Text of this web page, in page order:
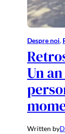
Despre noi,
Un
Written by